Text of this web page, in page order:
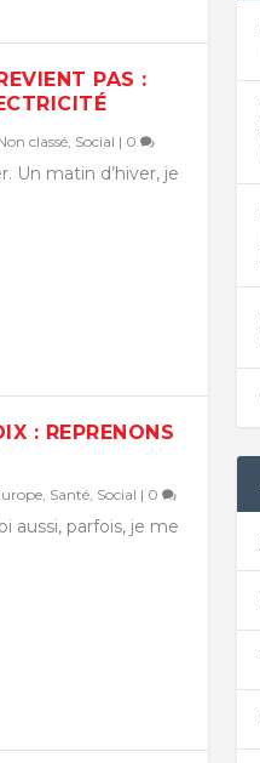
PAS :
classé, Social | 0
Un matin d’hiver, je
: REPRENONS
, Santé, Social | 0
aussi, parfois, je me